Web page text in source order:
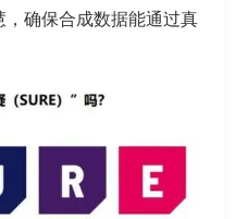
确保合成数据能通过真